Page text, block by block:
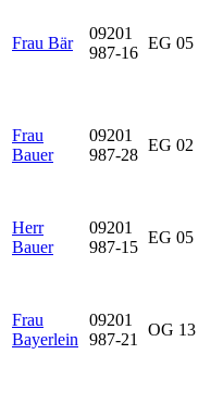
Frau Bär
09201
987-16
EG 05
Frau
Bauer
09201
987-28
EG 02
Herr
Bauer
09201
987-15
EG 05
Frau
Bayerlein
09201
987-21
OG 13